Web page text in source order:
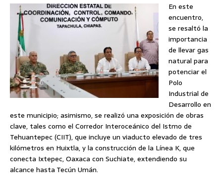
En este
encuentro,
se resaltó la
importancia
de llevar gas
natural para
potenciar el
Polo
Industrial de
Desarrollo en
este municipio; asimismo, se realizó una exposición de obras
clave, tales como el Corredor Interoceánico del Istmo de
Tehuantepec (CIIT), que incluye un viaducto elevado de tres
kilómetros en Huixtla, y la construcción de la Línea K, que
conecta Ixtepec, Oaxaca con Suchiate, extendiendo su
alcance hasta Tecún Umán.